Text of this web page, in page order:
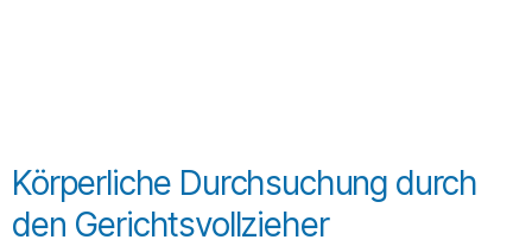
Körperliche Durchsuchung durch
den Gerichtsvollzieher